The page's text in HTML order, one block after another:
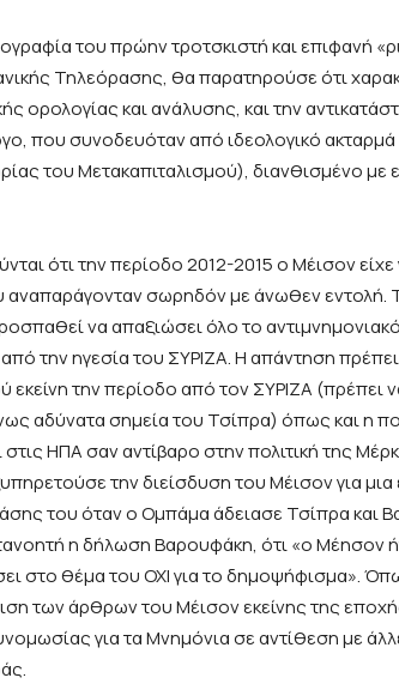
του πρώην τροτσκιστή και επιφανή
Τηλεόρασης, θα παρατηρούσε ότι
ορολογίας και ανάλυσης, και την
που συνοδευόταν από ιδεολογικό ακταρμά
του Μετακαπιταλισμού), διανθισμένο με
ότι την περίοδο 2012-2015 ο Μέισον είχε
αναπαράγονταν σωρηδόν με άνωθεν εντολή.
να απαξιώσει όλο το
την ηγεσία του ΣΥΡΙΖΑ. Η απάντηση
την περίοδο από τον ΣΥΡΙΖΑ (πρέπει
αδύνατα σημεία του Τσίπρα) όπως και η
ΗΠΑ σαν αντίβαρο στην πολιτική της
την διείσδυση του Μέισον για μια
του όταν ο Ομπάμα άδειασε Τσίπρα και
η δήλωση Βαρουφάκη, ότι «ο Μέησον
στο θέμα του ΟΧΙ για το δημοψήφισμα».
των άρθρων του Μέισον εκείνης της
για τα Μνημόνια σε αντίθεση με